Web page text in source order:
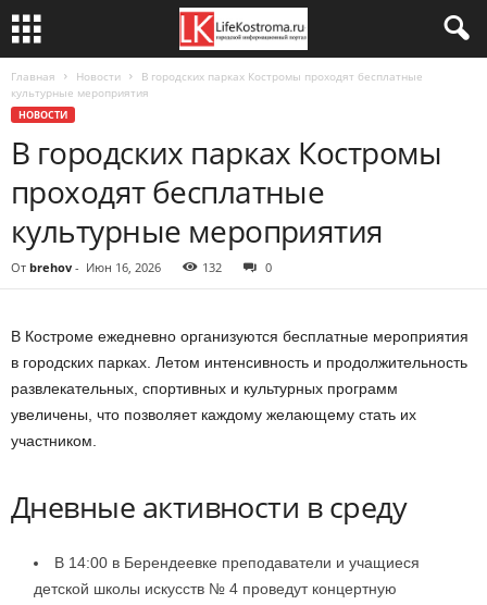
Главная Новости
В городских парках Костромы проходят бесплатные
культурные мероприятия
НОВОСТИ
В городских парках Костромы
проходят бесплатные
культурные мероприятия
От brehov - Июн 16, 2026 132 0
В Костроме ежедневно организуются бесплатные мероприятия
в городских парках. Летом интенсивность и продолжительность
развлекательных, спортивных и культурных программ
увеличены, что позволяет каждому желающему стать их
участником.
Дневные активности в среду
В 14:00 в Берендеевке преподаватели и учащиеся
детской школы искусств № 4 проведут концертную